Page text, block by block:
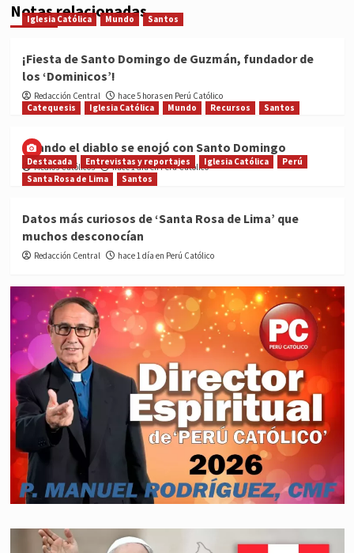
Notas relacionadas
Iglesia Católica Mundo Santos
¡Fiesta de Santo Domingo de Guzmán, fundador de
los ‘Dominicos’!
Redacción Central
hace 5 horas en Perú Católico
Catequesis
Iglesia Católica Mundo Recursos Santos
Cuando el diablo se enojó con Santo Domingo
Medios Católicos hace 1 día en Perú Católico
Destacada Entrevistas y reportajes Iglesia Católica
Perú
Santa Rosa de Lima
Santos
Datos más curiosos de ‘Santa Rosa de Lima’ que
muchos desconocían
Redacción Central hace 1 día en Perú Católico